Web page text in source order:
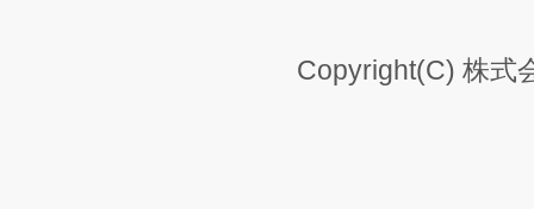
Copyright(C) 株式